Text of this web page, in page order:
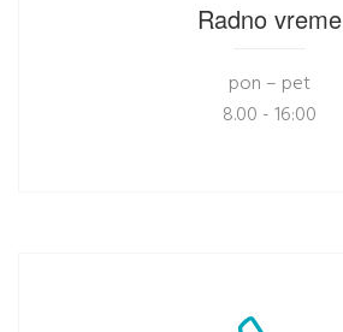
Radno vreme
pon – pet
8.00 - 16:00